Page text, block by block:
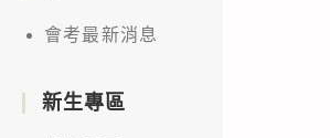
會考最新消息
新生專區